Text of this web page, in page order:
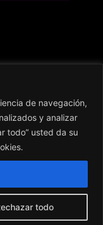
de navegación,
y analizar
todo” usted da su
todo
Centro
de cookies
Aviso legal